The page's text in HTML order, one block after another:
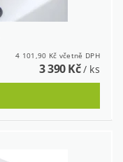
4 101,90 Kč včetně DPH
3 390 Kč/ ks